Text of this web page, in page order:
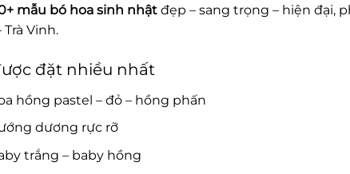
mẫu bó hoa sinh nhật đẹp – sang trọng – hiện đại,
Trà Vinh.
đặt nhiều nhất
hồng pastel – đỏ – hồng phấn
dương rực rỡ
trắng – baby hồng